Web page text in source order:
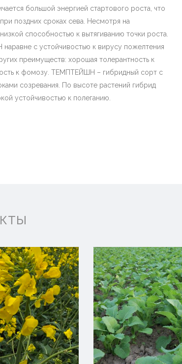
большой энергией стартового роста, что
поздних сроках сева. Несмотря на
способностью к вытягиванию точки роста.
с устойчивостью к вирусу пожелтения
преимуществ: хорошая толерантность к
к фомозу. ТЕМПТЕЙШН – гибридный сорт с
созревания. По высоте растений гибрид
устойчивостью к полеганию.